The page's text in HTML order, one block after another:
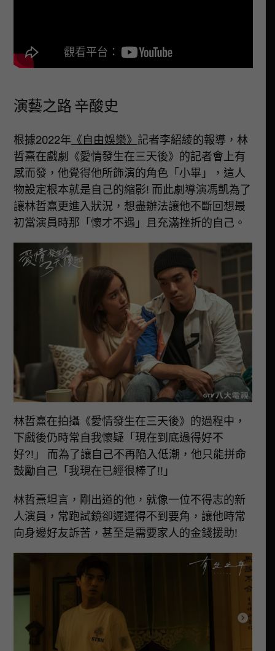
演藝之路 辛酸史
根據2022年 《自由娛樂》 記者李紹綾的報導，林
哲熹在戲劇《愛情發生在三天後》的記者會上有
感而發，他覺得他所飾演的角色「小畢」，這人
物設定根本就是自己的縮影! 而此劇導演馮凱為了
讓林哲熹更進入狀況，想盡辦法讓他不斷回想最
初當演員時那「懷才不遇」且充滿挫折的自己。
林哲熹在拍攝《愛情發生在三天後》的過程中，
下戲後仍時常自我懷疑「現在到底過得好不
好?!」 而為了讓自己不再陷入低潮，他只能拼命
鼓勵自己「我現在已經很棒了!!」
林哲熹坦言，剛出道的他，就像一位不得志的新
人演員，常跑試鏡卻遲遲得不到要角，讓他時常
向身邊好友訴苦，甚至是需要家人的金錢援助!